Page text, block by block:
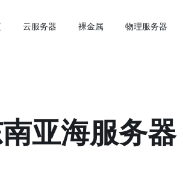
云服务器 裸金属 物理服务器
亚海服务